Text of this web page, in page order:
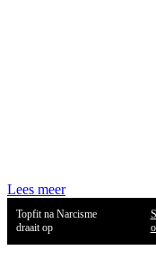
Lees meer
Topfit na Narcisme
draait op